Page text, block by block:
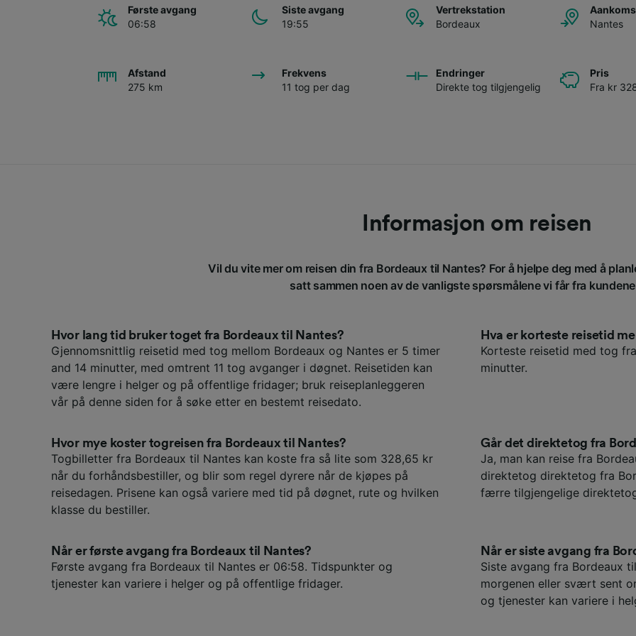
Første avgang
06:58
Siste avgang
19:55
Vertrekstation
Bordeaux
Nantes
Afstand
275 km
Frekvens
11 tog per dag
Endringer
Direkte tog tilgjengelig
Pris
Fra kr
Informasjon om reisen
Vil du vite mer om reisen din fra Bordeaux til Nantes? For å hjelpe deg med å
satt sammen noen av de vanligste spørsmålene vi får fra
Hvor lang tid bruker toget fra Bordeaux til Nantes?
Gjennomsnittlig reisetid med tog mellom Bordeaux og Nantes er 5 timer
and 14 minutter, med omtrent 11 tog avganger i døgnet. Reisetiden kan
være lengre i helger og på offentlige fridager; bruk reiseplanleggeren
vår på denne siden for å søke etter en bestemt reisedato.
Hva er korteste reisetid
Korteste reisetid med tog
minutter.
Hvor mye koster togreisen fra Bordeaux til Nantes?
Togbilletter fra Bordeaux til Nantes kan koste fra så lite som 328,65 kr
når du forhåndsbestiller, og blir som regel dyrere når de kjøpes på
reisedagen. Prisene kan også variere med tid på døgnet, rute og hvilken
klasse du bestiller.
Går det direktetog fra
Ja, man kan reise fra
direktetog direktetog fra
færre tilgjengelige
Når er første avgang fra Bordeaux til Nantes?
Første avgang fra Bordeaux til Nantes er 06:58. Tidspunkter og
tjenester kan variere i helger og på offentlige fridager.
Når er siste avgang fra
Siste avgang fra Bordeaux
morgenen eller svært sent
og tjenester kan variere i